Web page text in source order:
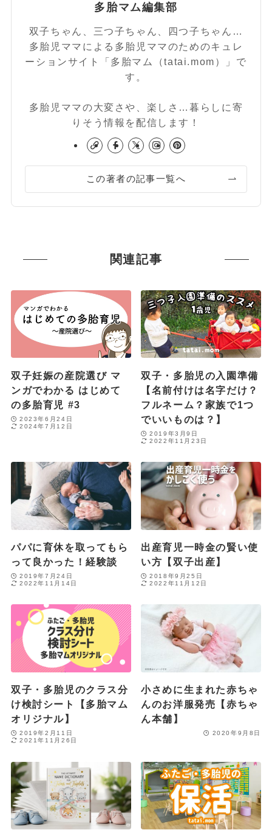
多胎マム編集部
双子ちゃん、三つ子ちゃん、四つ子ちゃん…
多胎児ママによる多胎児ママのためのキュレ
ーションサイト「多胎マム（tatai.mom）」で
す。
多胎児ママの大変さや、楽しさ…暮らしに寄
りそう情報を配信します！
この著者の記事一覧へ
関連記事
双子妊娠の産院選び マ
ンガでわかる はじめて
の多胎育児 #3
2023年6月24日
2024年7月12日
双子・多胎児の入園準備
【名前付けは名字だけ？
フルネーム？家族で1つ
でいいものは？】
2019年3月9日
2022年11月23日
パパに育休を取ってもら
って良かった！経験談
2019年7月24日
2022年11月14日
出産育児一時金の賢い使
い方【双子出産】
2018年9月25日
2022年11月12日
双子・多胎児のクラス分
け検討シート【多胎マム
オリジナル】
2019年2月11日
2021年11月26日
小さめに生まれた赤ちゃ
んのお洋服発売【赤ちゃ
ん本舗】
2020年9月8日